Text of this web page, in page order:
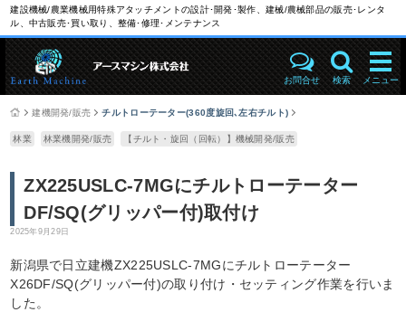
建設機械/農業機械用特殊アタッチメントの設計･開発･製作、建械/農械部品の販売･レンタ
ル、中古販売･買い取り、整備･修理･メンテナンス
お問合せ 検索 メニュー
建機開発/販売 チルトローテーター(360度旋回､左右チルト)
林業 林業機開発/販売 【チルト・旋回（回転）】機械開発/販売
ZX225USLC-7MGにチルトローテーター
DF/SQ(グリッパー付)取付け
2025年9月29日
新潟県で日立建機ZX225USLC-7MGにチルトローテーター
X26DF/SQ(グリッパー付)の取り付け・セッティング作業を行いま
した。